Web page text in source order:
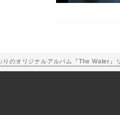
りのオリジナルアルバム『The Water』